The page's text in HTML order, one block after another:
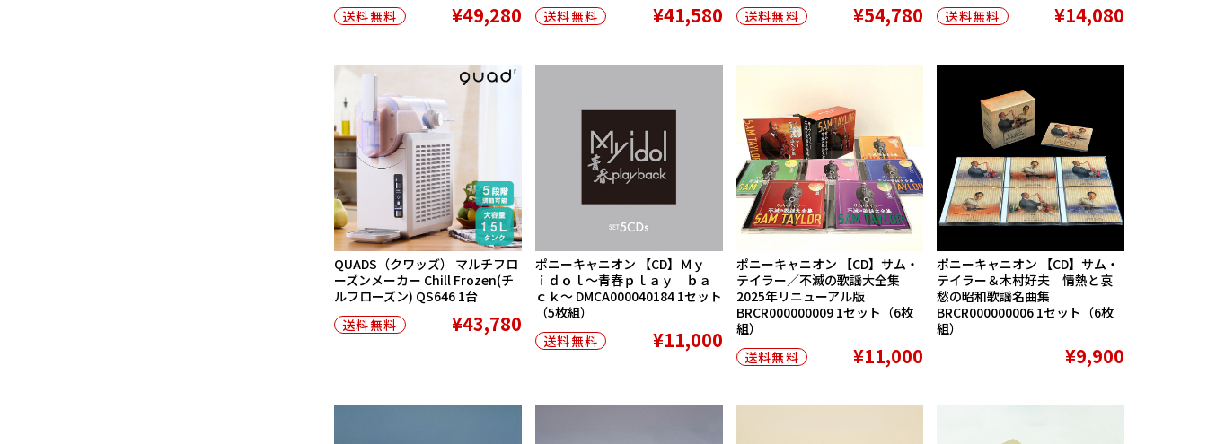
送料無料
¥49,280
送料無料
¥41,580
送料無料
¥54,780
送料無料
¥14,080
QUADS（クワッズ） マルチフロ
ーズンメーカー Chill Frozen(チ
ルフローズン) QS646 1台
送料無料
¥43,780
ポニーキャニオン 【CD】Ｍｙ
ｉｄｏｌ〜青春ｐｌａｙ ｂａ
ｃｋ〜 DMCA000040184 1セット
（5枚組）
送料無料
¥11,000
ポニーキャニオン 【CD】サム・
テイラー／不滅の歌謡大全集
2025年リニューアル版
BRCR000000009 1セット（6枚
組）
送料無料
¥11,000
ポニーキャニオン 【CD】サム・
テイラー＆木村好夫 情熱と哀
愁の昭和歌謡名曲集
BRCR000000006 1セット（6枚
組）
¥9,900